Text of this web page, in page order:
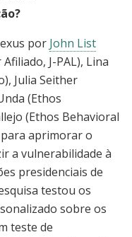
por John List
J-PAL), Lina
Julia Seither
(Ethos
(Ethos Behavioral
aprimorar o
a vulnerabilidade à
presidenciais de
testou os
sobre os
teste de